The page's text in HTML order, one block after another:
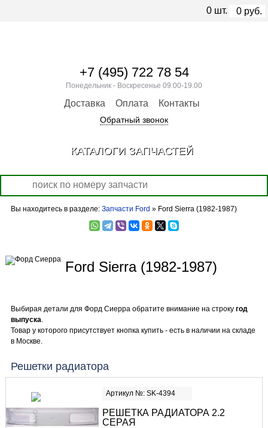
Вы находитесь в разделе: Запчасти Ford » Ford Sierra (1982-1987)
Ford Sierra (1982-1987)
Выбирая детали для Форд Сиерра обратите внимание на строку год
выпуска.
Товар у которого присутствует кнопка купить - есть в наличии на складе
в Москве.
Решетки радиатора
Артикул №: SK-4394
РЕШЕТКА РАДИАТОРА 2.2
СЕРАЯ
+7 (495) 722 78 54
Понедельник - Воскресенье 09.00-19.00
Доставка Оплата Контакты
Обратный звонок
0 шт. 0 руб.
КАТАЛОГИ ЗАПЧАСТЕЙ